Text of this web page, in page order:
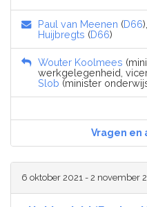
Paul van Meenen (D66),
Huijbregts (D66)
Wouter Koolmees
werkgelegenheid,
Slob (minister
Vragen en
6 oktober 2021 - 2 november